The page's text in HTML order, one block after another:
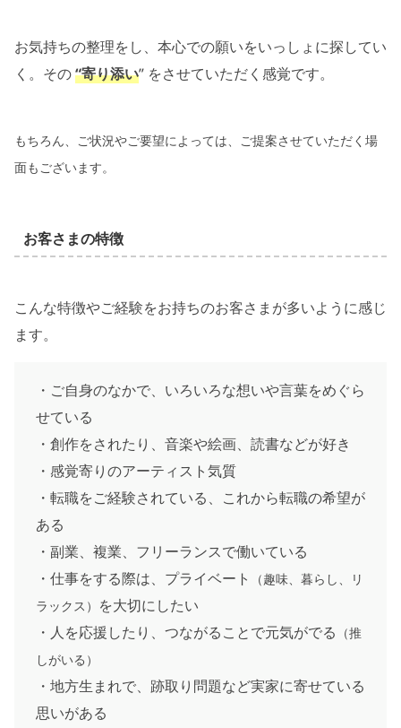
お気持ちの整理をし、本心での願いをいっしょに探してい
く。その“寄り添い” をさせていただく感覚です。
もちろん、ご状況やご要望によっては、ご提案させていただく場
面もございます。
お客さまの特徴
こんな特徴やご経験をお持ちのお客さまが多いように感じ
ます。
・ご自身のなかで、いろいろな想いや言葉をめぐら
せている
・創作をされたり、音楽や絵画、読書などが好き
・感覚寄りのアーティスト気質
・転職をご経験されている、これから転職の希望が
ある
・副業、複業、フリーランスで働いている
・仕事をする際は、プライベート
（趣味、暮らし、リ
ラックス） を大切にしたい
・人を応援したり、つながることで元気がでる （推
しがいる）
・地方生まれで、跡取り問題など実家に寄せている
思いがある